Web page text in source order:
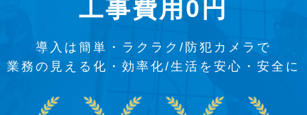
工事費用0円
導入は簡単・ラクラク/防犯カメラで
業務の見える化・効率化/生活を安心・安全に